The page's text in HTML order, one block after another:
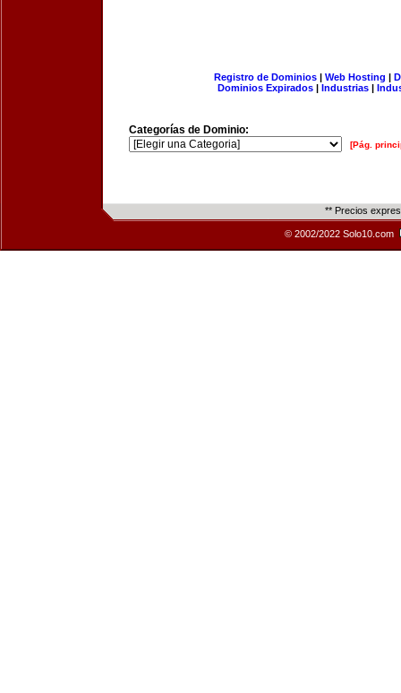
Registro de Dominios| Web Hosting |
Dominios Expirados | Industrias |
Categorías de Dominio:
[Pág.
** Precios
© 2002/2022 Solo10.com